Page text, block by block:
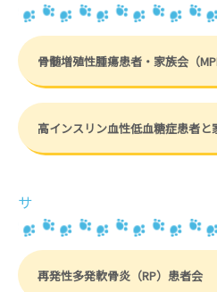
骨髄増殖性腫瘍患者・家族会（
高インスリン血性低血糖症患者と
サ
再発性多発軟骨炎（RP）患者会